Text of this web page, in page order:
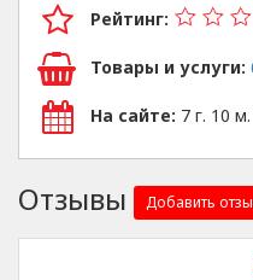
Рейтинг:
Товары и услуги:
На сайте: 7 г. 10
Отзывы Добавить